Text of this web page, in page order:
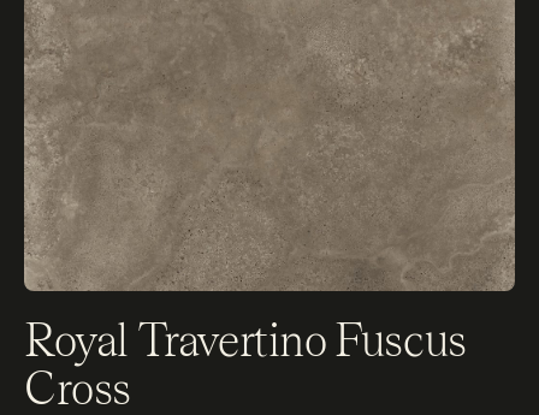
Royal Travertino Fuscus
Cross